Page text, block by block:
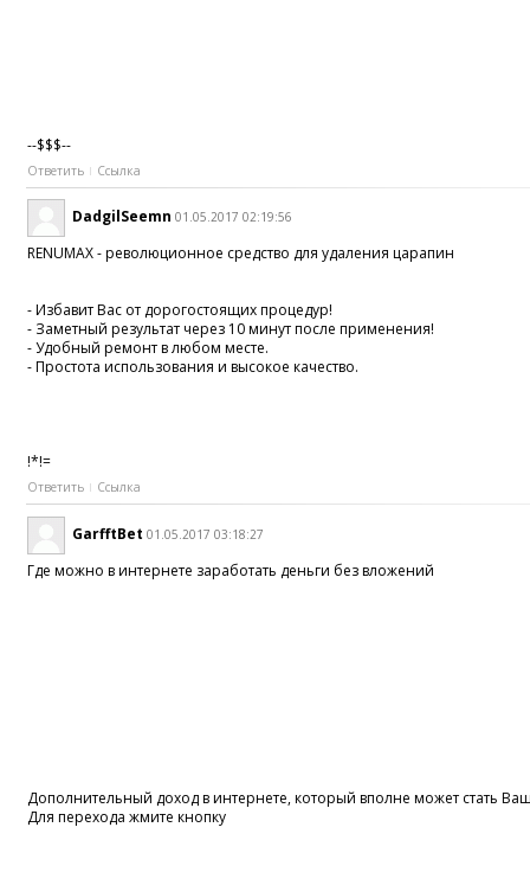
--$$$--
Ответить Ссылка
DadgilSeemn 01.05.2017 02:19:56
RENUMAX - революционное средство для удаления царапин
- Избавит Вас от дорогостоящих процедур!
- Заметный результат через 10 минут после применения!
- Удобный ремонт в любом месте.
- Простота использования и высокое качество.
!*!=
Ответить Ссылка
GarfftBet 01.05.2017 03:18:27
Где можно в интернете заработать деньги без вложений
Дополнительный доход в интернете, который вполне может стать
Для перехода жмите кнопку